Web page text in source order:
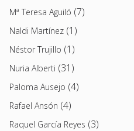
Mª Teresa Aguiló (7)
Naldi Martínez (1)
Néstor Trujillo (1)
Nuria Alberti (31)
Paloma Ausejo (4)
Rafael Ansón (4)
Raquel García Reyes (3)